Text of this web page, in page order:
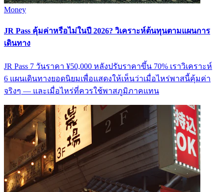
Money
JR Pass คุ้มค่าหรือไม่ในปี 2026? วิเคราะห์ต้นทุนตามแผนการ
เดินทาง
JR Pass 7 วันราคา ¥50,000 หลังปรับราคาขึ้น 70% เราวิเคราะห์
6 แผนเดินทางยอดนิยมเพื่อแสดงให้เห็นว่าเมื่อไหร่พาสนี้คุ้มค่า
จริงๆ — และเมื่อไหร่ที่ควรใช้พาสภูมิภาคแทน